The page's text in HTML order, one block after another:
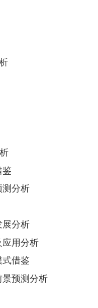
鉴
测分析
展分析
应用分析
借鉴
景预测分析